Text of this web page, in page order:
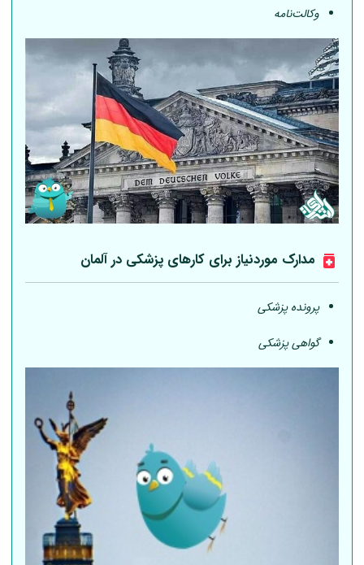
وکالت‌نامه
مدارک موردنیاز برای کارهای پزشکی درآلمان
پرونده پزشکی
گواهی پزشکی